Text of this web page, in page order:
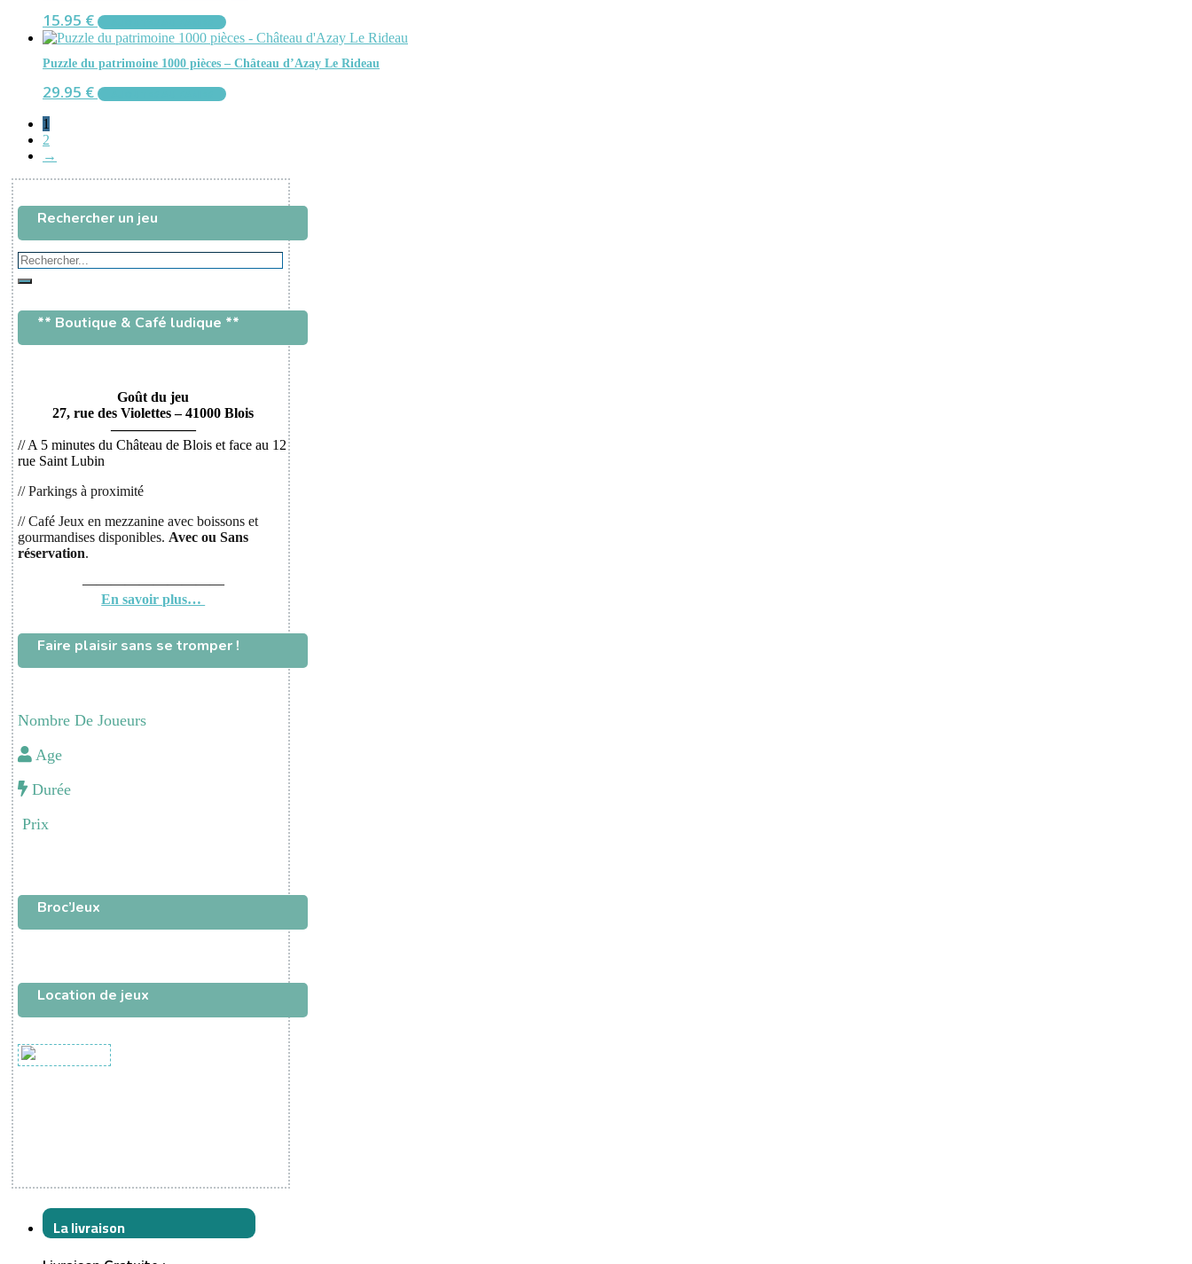
15.95 €
Puzzle du patrimoine 1000 pièces – Château d’Azay Le Rideau
29.95 €
1
2
→
Rechercher un jeu
Rechercher...
Rechercher
** Boutique & Café ludique **
Goût du jeu
27, rue des Violettes – 41000 Blois
——————
// A 5 minutes du Château de Blois et face au 12
rue Saint Lubin
// Parkings à proximité
// Café Jeux en mezzanine avec boissons et
gourmandises disponibles. Avec ou Sans
réservation.
——————————
En savoir plus…
Faire plaisir sans se tromper !
Nombre De Joueurs
Age
Durée
Prix
Broc’Jeux
Location de jeux
La livraison